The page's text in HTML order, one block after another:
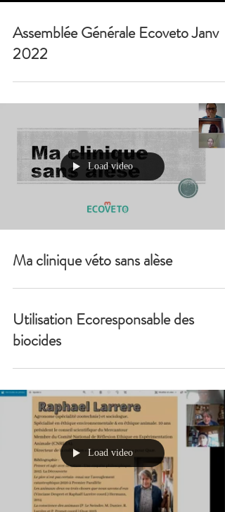
Assemblée Générale Ecoveto Janv
2022
Load video
Ma clinique véto sans alèse
Utilisation Ecoresponsable des
biocides
Load video